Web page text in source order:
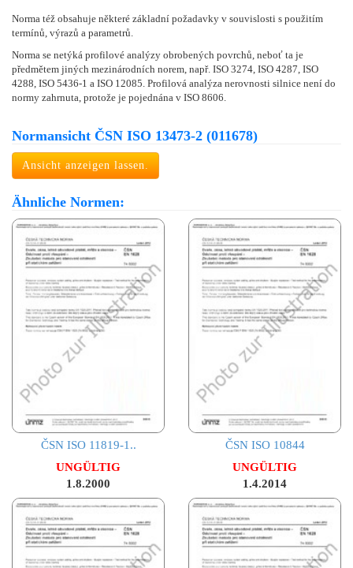
Norma též obsahuje některé základní požadavky v souvislosti s použitím
termínů, výrazů a parametrů.
Norma se netýká profilové analýzy obrobených povrchů, neboť ta je
předmětem jiných mezinárodních norem, např. ISO 3274, ISO 4287, ISO
4288, ISO 5436-1 a ISO 12085. Profilová analýza nerovnosti silnice není do
normy zahrnuta, protože je pojednána v ISO 8606.
Normansicht ČSN ISO 13473-2 (011678)
Ansicht anzeigen lassen.
Ähnliche Normen:
ČSN ISO 11819-1..
UNGÜLTIG
1.8.2000
ČSN ISO 10844
UNGÜLTIG
1.4.2014